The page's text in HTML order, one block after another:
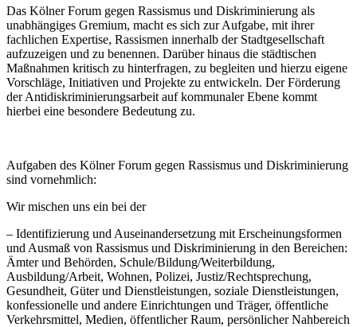
Das Kölner Forum gegen Rassismus und Diskriminierung als
unabhängiges Gremium, macht es sich zur Aufgabe, mit ihrer
fachlichen Expertise, Rassismen innerhalb der Stadtgesellschaft
aufzuzeigen und zu benennen. Darüber hinaus die städtischen
Maßnahmen kritisch zu hinterfragen, zu begleiten und hierzu eigene
Vorschläge, Initiativen und Projekte zu entwickeln. Der Förderung
der Antidiskriminierungsarbeit auf kommunaler Ebene kommt
hierbei eine besondere Bedeutung zu.
Aufgaben des Kölner Forum gegen Rassismus und Diskriminierung
sind vornehmlich:
Wir mischen uns ein bei der
– Identifizierung und Auseinandersetzung mit Erscheinungsformen
und Ausmaß von Rassismus und Diskriminierung in den Bereichen:
Ämter und Behörden, Schule/Bildung/Weiterbildung,
Ausbildung/Arbeit, Wohnen, Polizei, Justiz/Rechtsprechung,
Gesundheit, Güter und Dienstleistungen, soziale Dienstleistungen,
konfessionelle und andere Einrichtungen und Träger, öffentliche
Verkehrsmittel, Medien, öffentlicher Raum, persönlicher Nahbereich